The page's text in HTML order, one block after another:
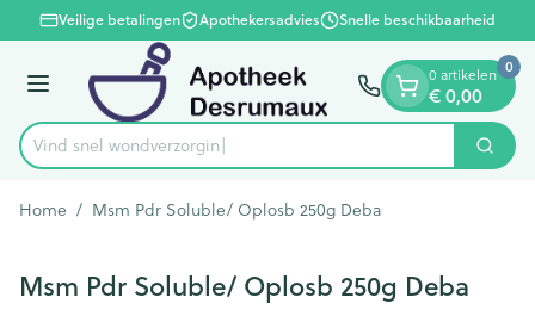
Ga naar de inhoud
1 van 1Veilige betalingen Apothekersadvies Snelle beschikbaarheid
Menu
Product, merk, categorie...
Vind snel wondv Zoek
0 artikelen
€ 0,00
0
Home / Msm Pdr Soluble/ Oplosb 250g Deba
Msm Pdr Soluble/ Oplosb 250g Deba